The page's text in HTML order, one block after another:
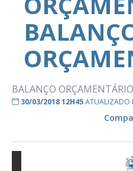
BALANÇO ORÇAMENTÁRIO
30/03/2018 12H45ATUALIZADO